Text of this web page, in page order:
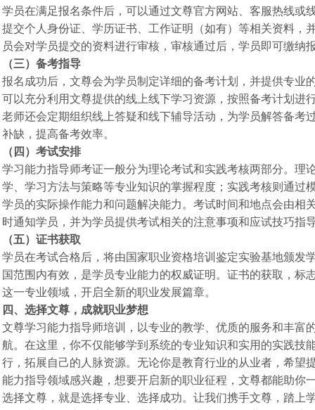
学员在满足报名条件后，可以通过文尊官方网站、客服热线或
提交个人身份证、学历证书、工作证明（如有）等相关资料，
员会对学员提交的资料进行审核，审核通过后，学员即可缴纳
（三）备考指导
报名成功后，文尊会为学员制定详细的备考计划，并提供专业
可以充分利用文尊提供的线上线下学习资源，按照备考计划进
老师还会定期组织线上答疑和线下辅导活动，为学员解答备考
补缺，提高备考效率。
（四）考试安排
学习能力指导师考证一般分为理论考试和实践考核两部分。理
学、学习方法与策略等专业知识的掌握程度；实践考核则通过
学员的实际操作能力和问题解决能力。考试时间和地点会由相
时通知学员，并为学员提供考试相关的注意事项和应试技巧指
（五）证书获取
学员在考试合格后，将由国家职业资格培训鉴定实验基地颁发
国范围内有效，是学员专业能力的权威证明。证书的获取，标
这一专业领域，开启全新的职业发展篇章。
四、选择文尊，成就职业梦想
文尊学习能力指导师培训，以专业的教学、优质的服务和丰富
航。在这里，你不仅能够学到系统的专业知识和实用的实践技
行，拓展自己的人脉资源。无论你是教育行业的从业者，希望
能力指导领域感兴趣，想要开启新的职业征程，文尊都能助你
选择文尊，就是选择专业、选择成功。让我们携手文尊，踏上